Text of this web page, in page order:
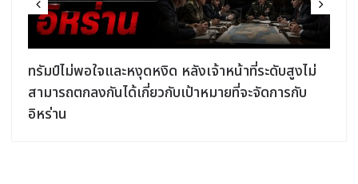
ทรัมป์ไม่พอใจและหงุดหงิด หลังเจ้าหน้าที่ระดับสูงไม่
สามารถตกลงกันได้เกี่ยวกับเป้าหมายที่จะจัดการกับ
อิหร่าน